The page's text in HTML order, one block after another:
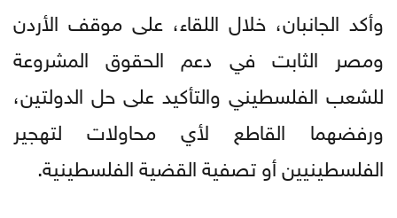
وأكد الجانبان، خلال اللقاء، على موقف الأردن
ومصر الثابت في دعم الحقوق المشروعة
للشعب الفلسطيني والتأكيد على حل الدولتين،
ورفضهما القاطع لأي محاولات لتهجير
الفلسطينيين أو تصفية القضية الفلسطينية.